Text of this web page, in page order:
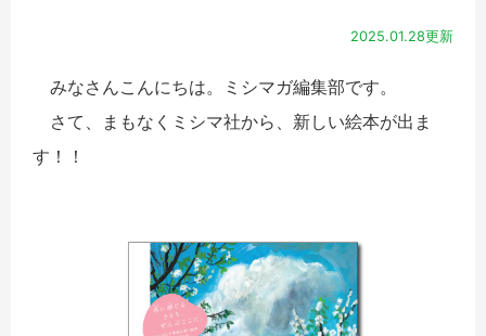
2025.01.28更新
みなさんこんにちは。ミシマガ編集部です。
さて、まもなくミシマ社から、新しい絵本が出ま
す！！